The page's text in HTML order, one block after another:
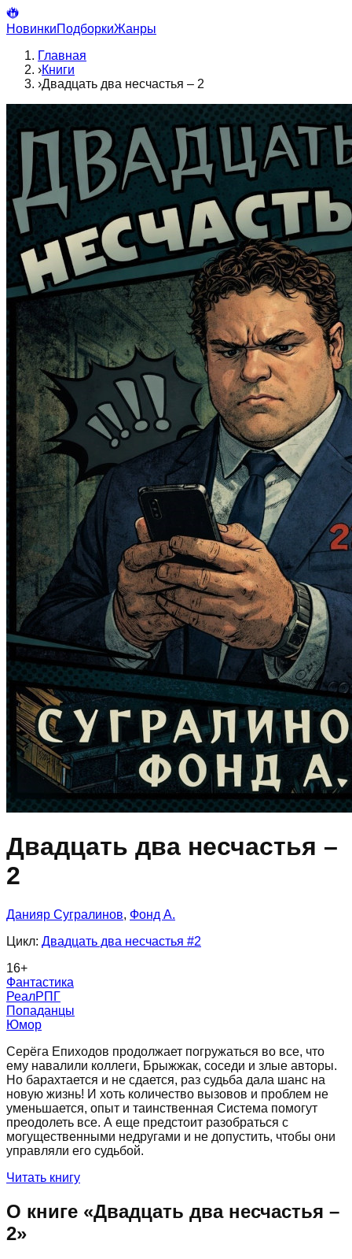
НовинкиПодборкиЖанры
Главная
›Книги
›Двадцать два несчастья – 2
Двадцать два несчастья –
2
Данияр Сугралинов, Фонд А.
Цикл: Двадцать два несчастья #2
16+
Фантастика
РеалРПГ
Попаданцы
Юмор
Серёга Епиходов продолжает погружаться во все, что
ему навалили коллеги, Брыжжак, соседи и злые авторы.
Но барахтается и не сдается, раз судьба дала шанс на
новую жизнь! И хоть количество вызовов и проблем не
уменьшается, опыт и таинственная Система помогут
преодолеть все. А еще предстоит разобраться с
могущественными недругами и не допустить, чтобы они
управляли его судьбой.
Читать книгу
О книге «Двадцать два несчастья –
2»